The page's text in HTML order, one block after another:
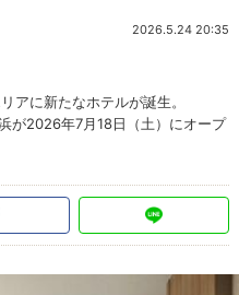
2026.5.24 20:35
アに新たなホテルが誕生。
が2026年7月18日（土）にオープ